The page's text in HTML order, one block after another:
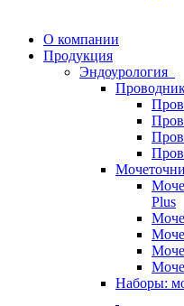
О компании
Продукция
Эндоурология
Plus
Наборы: